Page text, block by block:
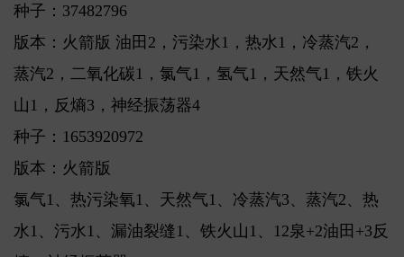
种子：37482796
版本：火箭版 油田2，污染水1，热水1，冷蒸汽2，
蒸汽2，二氧化碳1，氯气1，氢气1，天然气1，铁火
山1，反熵3，神经振荡器4
种子：1653920972
版本：火箭版
氯气1、热污染氧1、天然气1、冷蒸汽3、蒸汽2、热
水1、污水1、漏油裂缝1、铁火山1、12泉+2油田+3反